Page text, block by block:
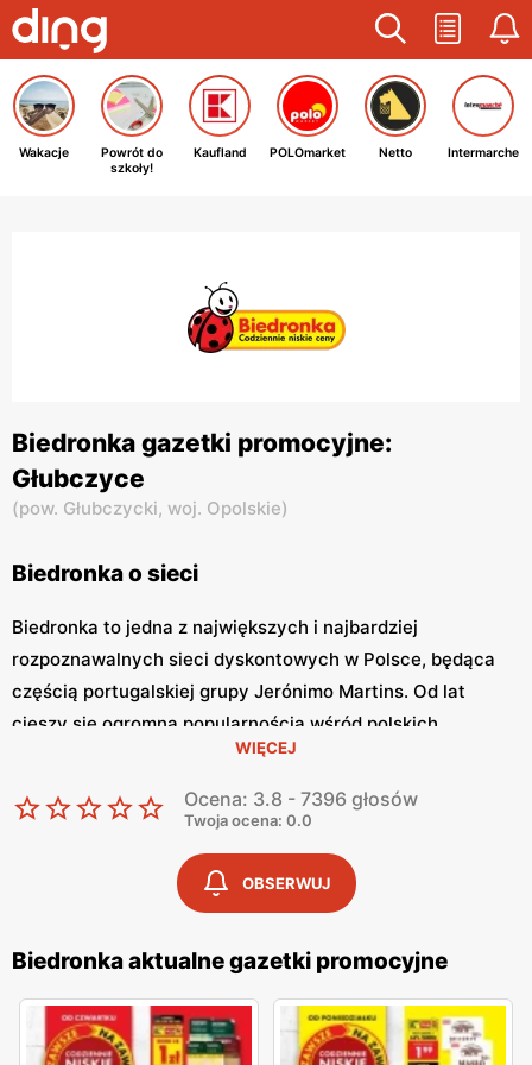
Wakacje
Powrót do
szkoły!
Kaufland POLOmarket Netto Intermarche
Biedronka gazetki promocyjne:
Głubczyce
(pow. Głubczycki, woj. Opolskie)
Biedronka o sieci
Biedronka to jedna z największych i najbardziej
rozpoznawalnych sieci dyskontowych w Polsce, będąca
częścią portugalskiej grupy Jerónimo Martins. Od lat
cieszy się ogromną popularnością wśród polskich
konsumentów, oferując szeroki asortyment produktów
spożywczych i przemysłowych w atrakcyjnych niskich
cenach. Klienci cenią sobie bogaty wybór, częste
promocje oraz doskonałą jakość oferowanych produktów.
Jednym z kluczowych elementów strategii marketingowej
Biedronka gazetka promocyjna
się regularnie i informuje o najnowszych ofertach.
Gazetka promocyjna Biedronka
, publikowana co tydzień,
prezentuje aktualne promocje, specjalne oferty i
sezonowe wyprzedaże, dzięki czemu klienci mogą
WIĘCEJ
Ocena: 3.8 - 7396 głosów
Twoja ocena: 0.0
OBSERWUJ
Biedronka aktualne gazetki promocyjne